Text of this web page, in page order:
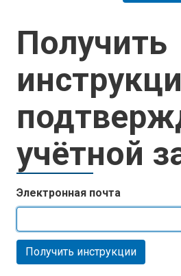
Получить
учётной
Электронная почта